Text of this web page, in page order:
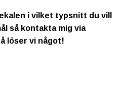
i vilket typsnitt du vill
så kontakta mig via
löser vi något!